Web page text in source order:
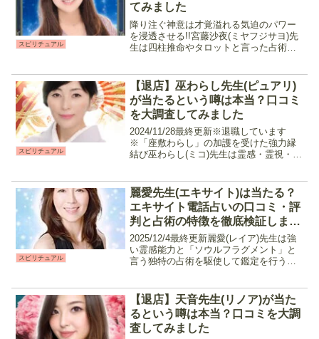
スピリチュアル
てみました
降り注ぐ神意は才覚溢れる気迫のパワー
を浸透させる!!宮藤沙夜(ミヤフジサヨ)先
生は四柱推命やタロットと言った占術と
らのメッセージを相談内容に合わせた占
術でより具体的に読...
スピリチュアル
【退店】巫わらし先生(ピュアリ)
が当たるという噂は本当？口コミ
を大調査してみました
2024/11/28最終更新※退職しています
※「座敷わらし」の加護を受けた強力縁
結び巫わらし(ミコ)先生は霊感・霊視・タ
えてくれるスピリチュアル鑑定、長年培
った独自の占...
スピリチュアル
麗愛先生(エキサイト)は当たる？
エキサイト電話占いの口コミ・評
判と占術の特徴を徹底検証しまし
た
2025/12/4最終更新麗愛(レイア)先生は強
い霊感能力と「ソウルフラグメント」と
言う独特の占術を駆使して鑑定を行う占
くれる他、引き寄せや複雑な恋愛などを
解決に導きま...
【退店】天音先生(リノア)が当た
るという噂は本当？口コミを大調
査してみました